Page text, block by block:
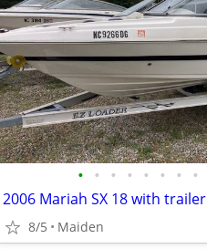
• • • • • • • •
2006 Mariah SX 18 with trailer
8/5 Maiden